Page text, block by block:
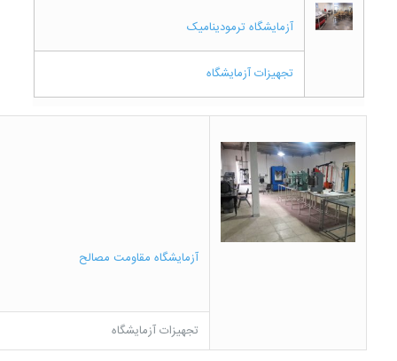
آزمایشگاه ترمودینامیک
تجهیزات آزمایشگاه
آزمایشگاه مقاومت مصالح
تجهیزات آزمایشگاه